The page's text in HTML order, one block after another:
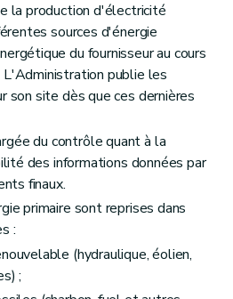
la production d'électricité
sources d'énergie
du fournisseur au cours
publie les
son site dès que ces dernières
du contrôle quant à la
des informations données par
finaux.
primaire sont reprises dans
:
(hydraulique, éolien,
;